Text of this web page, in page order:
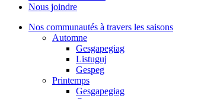
Nous joindre
Nos communautés à travers les saisons
Automne
Gesgapegiag
Listuguj
Gespeg
Printemps
Gesgapegiag